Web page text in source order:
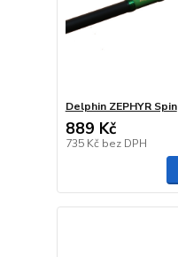
Delphin ZEPHYR Spin
889 Kč
735 Kč bez DPH